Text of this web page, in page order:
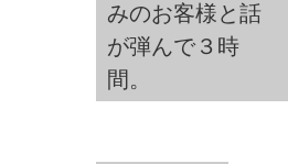
みのお客様と話
が弾んで３時
間。